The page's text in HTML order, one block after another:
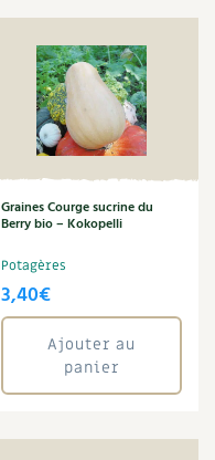
Graines Courge sucrine du
Berry bio – Kokopelli
Potagères
3,40€
Ajouter au
panier